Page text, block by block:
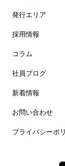
発行エリア
採用情報
コラム
社員ブログ
新着情報
お問い合わせ
プライバシーポ